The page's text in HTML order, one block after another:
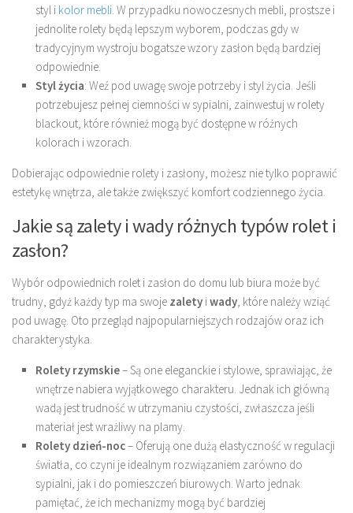
styl i kolor mebli. W przypadku nowoczesnych mebli, prostsze i
jednolite rolety będą lepszym wyborem, podczas gdy w
tradycyjnym wystroju bogatsze wzory zasłon będą bardziej
odpowiednie.
Styl życia: Weź pod uwagę swoje potrzeby i styl życia. Jeśli
potrzebujesz pełnej ciemności w sypialni, zainwestuj w rolety
blackout, które również mogą być dostępne w różnych
kolorach i wzorach.
Dobierając odpowiednie rolety i zasłony, możesz nie tylko poprawić
estetykę wnętrza, ale także zwiększyć komfort codziennego życia.
Jakie są zalety i wady różnych typów rolet i
zasłon?
Wybór odpowiednich rolet i zasłon do domu lub biura może być
trudny, gdyż każdy typ ma swoje zalety iwady, które należy wziąć
pod uwagę. Oto przegląd najpopularniejszych rodzajów oraz ich
charakterystyka.
Rolety rzymskie– Są one eleganckie i stylowe, sprawiając, że
wnętrze nabiera wyjątkowego charakteru. Jednak ich główną
wadą jest trudność w utrzymaniu czystości, zwłaszcza jeśli
materiał jest wrażliwy na plamy.
Rolety dzień-noc– Oferują one dużą elastyczność w regulacji
światła, co czyni je idealnym rozwiązaniem zarówno do
sypialni, jak i do pomieszczeń biurowych. Warto jednak
pamiętać, że ich mechanizmy mogą być bardziej